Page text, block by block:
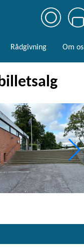
Rådgivning Om os